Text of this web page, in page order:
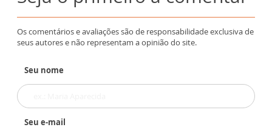
Os comentários e avaliações são de responsabilidade exclusiva de
seus autores e não representam a opinião do site.
Seu nome
Seu e-mail